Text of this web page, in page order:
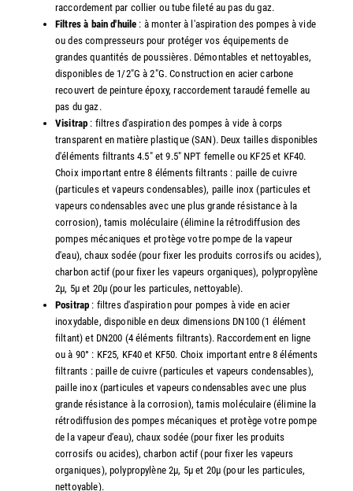
raccordement par collier ou tube fileté au pas du gaz.
Filtres à bain d'huile : à monter à l'aspiration des pompes à vide
ou des compresseurs pour protéger vos équipements de
grandes quantités de poussières. Démontables et nettoyables,
disponibles de 1/2"G à 2"G. Construction en acier carbone
recouvert de peinture époxy, raccordement taraudé femelle au
pas du gaz.
Visitrap : filtres d'aspiration des pompes à vide à corps
transparent en matière plastique (SAN). Deux tailles disponibles
d'éléments filtrants 4.5" et 9.5" NPT femelle ou KF25 et KF40.
Choix important entre 8 éléments filtrants : paille de cuivre
(particules et vapeurs condensables), paille inox (particules et
vapeurs condensables avec une plus grande résistance à la
corrosion), tamis moléculaire (élimine la rétrodiffusion des
pompes mécaniques et protège votre pompe de la vapeur
d'eau), chaux sodée (pour fixer les produits corrosifs ou acides),
charbon actif (pour fixer les vapeurs organiques), polypropylène
2µ, 5µ et 20µ (pour les particules, nettoyable).
Positrap : filtres d'aspiration pour pompes à vide en acier
inoxydable, disponible en deux dimensions DN100 (1 élément
filtant) et DN200 (4 éléments filtrants). Raccordement en ligne
ou à 90° : KF25, KF40 et KF50. Choix important entre 8 éléments
filtrants : paille de cuivre (particules et vapeurs condensables),
paille inox (particules et vapeurs condensables avec une plus
grande résistance à la corrosion), tamis moléculaire (élimine la
rétrodiffusion des pompes mécaniques et protège votre pompe
de la vapeur d'eau), chaux sodée (pour fixer les produits
corrosifs ou acides), charbon actif (pour fixer les vapeurs
organiques), polypropylène 2µ, 5µ et 20µ (pour les particules,
nettoyable).